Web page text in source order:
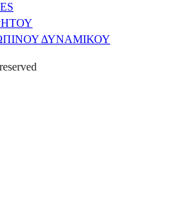
ΔΥΝΑΜΙΚΟΥ